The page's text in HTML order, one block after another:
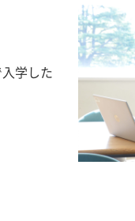
学した